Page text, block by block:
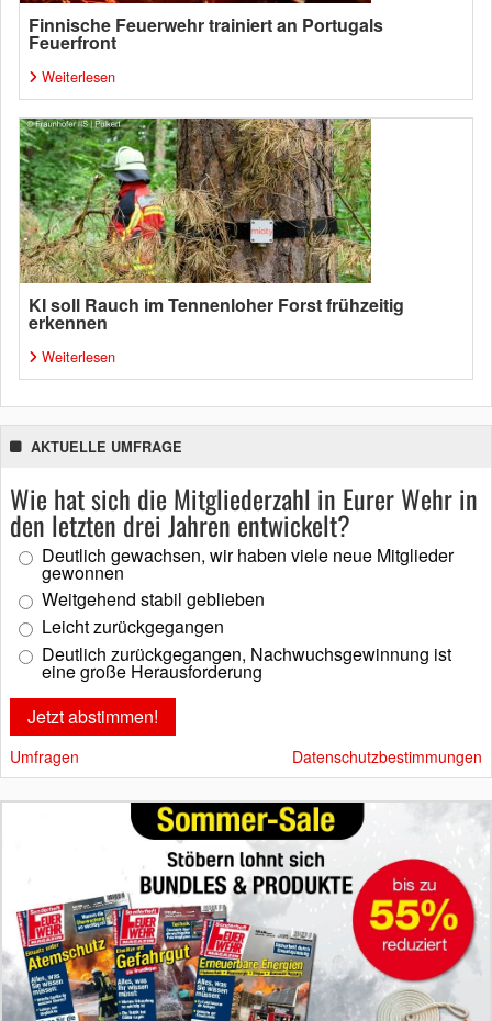
Finnische Feuerwehr trainiert an Portugals
Feuerfront
Weiterlesen
KI soll Rauch im Tennenloher Forst frühzeitig
erkennen
Weiterlesen
AKTUELLE UMFRAGE
Wie hat sich die Mitgliederzahl in Eurer Wehr in
den letzten drei Jahren entwickelt?
Deutlich gewachsen, wir haben viele neue Mitglieder
gewonnen
Weitgehend stabil geblieben
Leicht zurückgegangen
Deutlich zurückgegangen, Nachwuchsgewinnung ist
eine große Herausforderung
Umfragen Datenschutzbestimmungen